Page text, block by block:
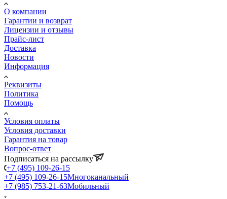
О компании
Гарантии и возврат
Лицензии и отзывы
Прайс-лист
Доставка
Новости
Информация
Реквизиты
Политика
Помощь
Условия оплаты
Условия доставки
Гарантия на товар
Вопрос-ответ
Подписаться на рассылку
+7 (495) 109-26-15
+7 (495) 109-26-15Многоканальный
+7 (985) 753-21-63Мобильный